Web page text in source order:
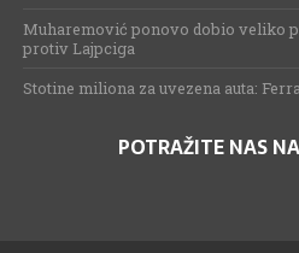
Muharemović ponovo dobio veliko
protiv Lajpciga
Stotine miliona za uvezena auta:
POTRAŽITE NAS